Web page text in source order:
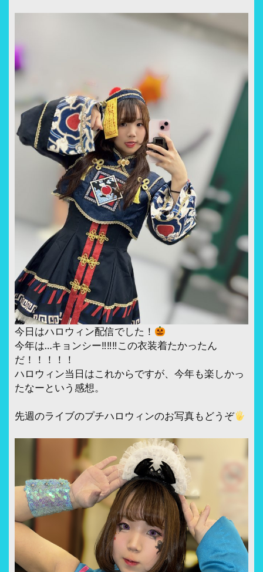
今日はハロウィン配信でした！
今年は…キョンシー‼︎‼︎‼︎この衣装着たかったん
だ！！！！！
ハロウィン当日はこれからですが、今年も楽しかっ
たなーという感想。
先週のライブのプチハロウィンのお写真もどうぞ